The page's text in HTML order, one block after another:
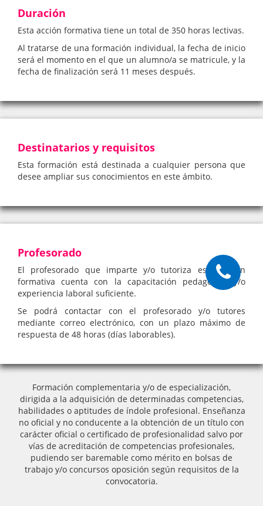
Duración
Esta acción formativa tiene un total de 350 horas lectivas.
Al tratarse de una formación individual, la fecha de inicio
será el momento en el que un alumno/a se matricule, y la
fecha de finalización será 11 meses después.
Destinatarios y requisitos
Esta formación está destinada a cualquier persona que
desee ampliar sus conocimientos en este ámbito.
Profesorado
El profesorado que imparte y/o tutoriza esta acción
formativa cuenta con la capacitación pedagógica y/o
experiencia laboral suficiente.
Se podrá contactar con el profesorado y/o tutores
mediante correo electrónico, con un plazo máximo de
respuesta de 48 horas (días laborables).
Formación complementaria y/o de especialización,
dirigida a la adquisición de determinadas competencias,
habilidades o aptitudes de índole profesional. Enseñanza
no oficial y no conducente a la obtención de un título con
carácter oficial o certificado de profesionalidad salvo por
vías de acreditación de competencias profesionales,
pudiendo ser baremable como mérito en bolsas de
trabajo y/o concursos oposición según requisitos de la
convocatoria.